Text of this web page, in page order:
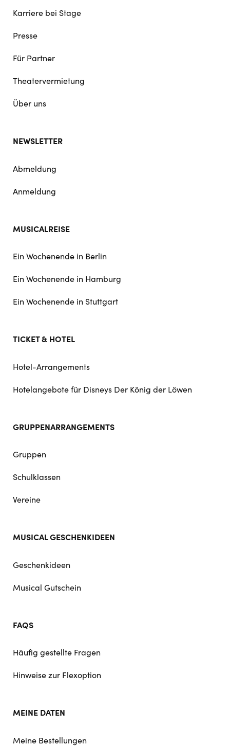
Karriere bei Stage
Presse
Für Partner
Theatervermietung
Über uns
NEWSLETTER
Abmeldung
Anmeldung
MUSICALREISE
Ein Wochenende in Berlin
Ein Wochenende in Hamburg
Ein Wochenende in Stuttgart
TICKET & HOTEL
Hotel-Arrangements
Hotelangebote für Disneys Der König der Löwen
GRUPPENARRANGEMENTS
Gruppen
Schulklassen
Vereine
MUSICAL GESCHENKIDEEN
Geschenkideen
Musical Gutschein
FAQS
Häufig gestellte Fragen
Hinweise zur Flexoption
MEINE DATEN
Meine Bestellungen